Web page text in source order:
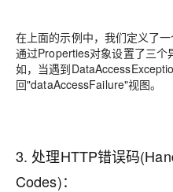
在上面的示例中，我们定义了
通过Properties对象设置了三个
如，当遇到
回"dataAccessFailure"视图。
3. 处理HTTP错误码
Codes)：